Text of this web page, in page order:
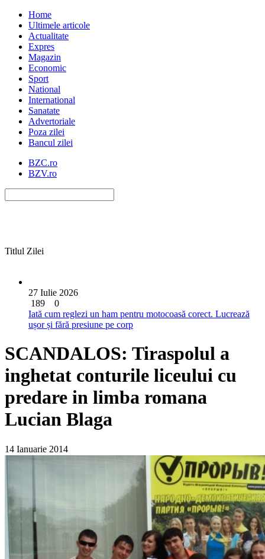
Home
Ultimele articole
Actualitate
Expres
Magazin
Economic
Sport
National
International
Sanatate
Advertoriale
Poza zilei
Bancul zilei
BZC.ro
BZV.ro
Titlul Zilei
27 Iulie 2026
189
0
Iată cum reglezi un ham pentru motocoasă corect. Lucrează
ușor și fără presiune pe corp
SCANDALOS: Tiraspolul a
inghetat conturile liceului cu
predare in limba romana
Lucian Blaga
14 Ianuarie 2014